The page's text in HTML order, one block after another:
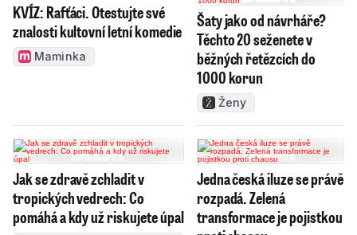
KVÍZ: Rafťáci. Otestujte své
znalosti kultovní letní komedie
Maminka
Šaty jako od návrháře?
Těchto 20 seženete v
běžných řetězcích do
1000 korun
Ženy
Jak se zdravě zchladit v
tropických vedrech: Co
pomáhá a kdy už riskujete úpal
Jedna česká iluze se právě
rozpadá. Zelená
transformace je pojistkou